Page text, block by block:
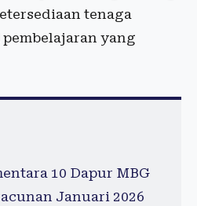
tenaga
yang
10 Dapur MBG
Januari 2026